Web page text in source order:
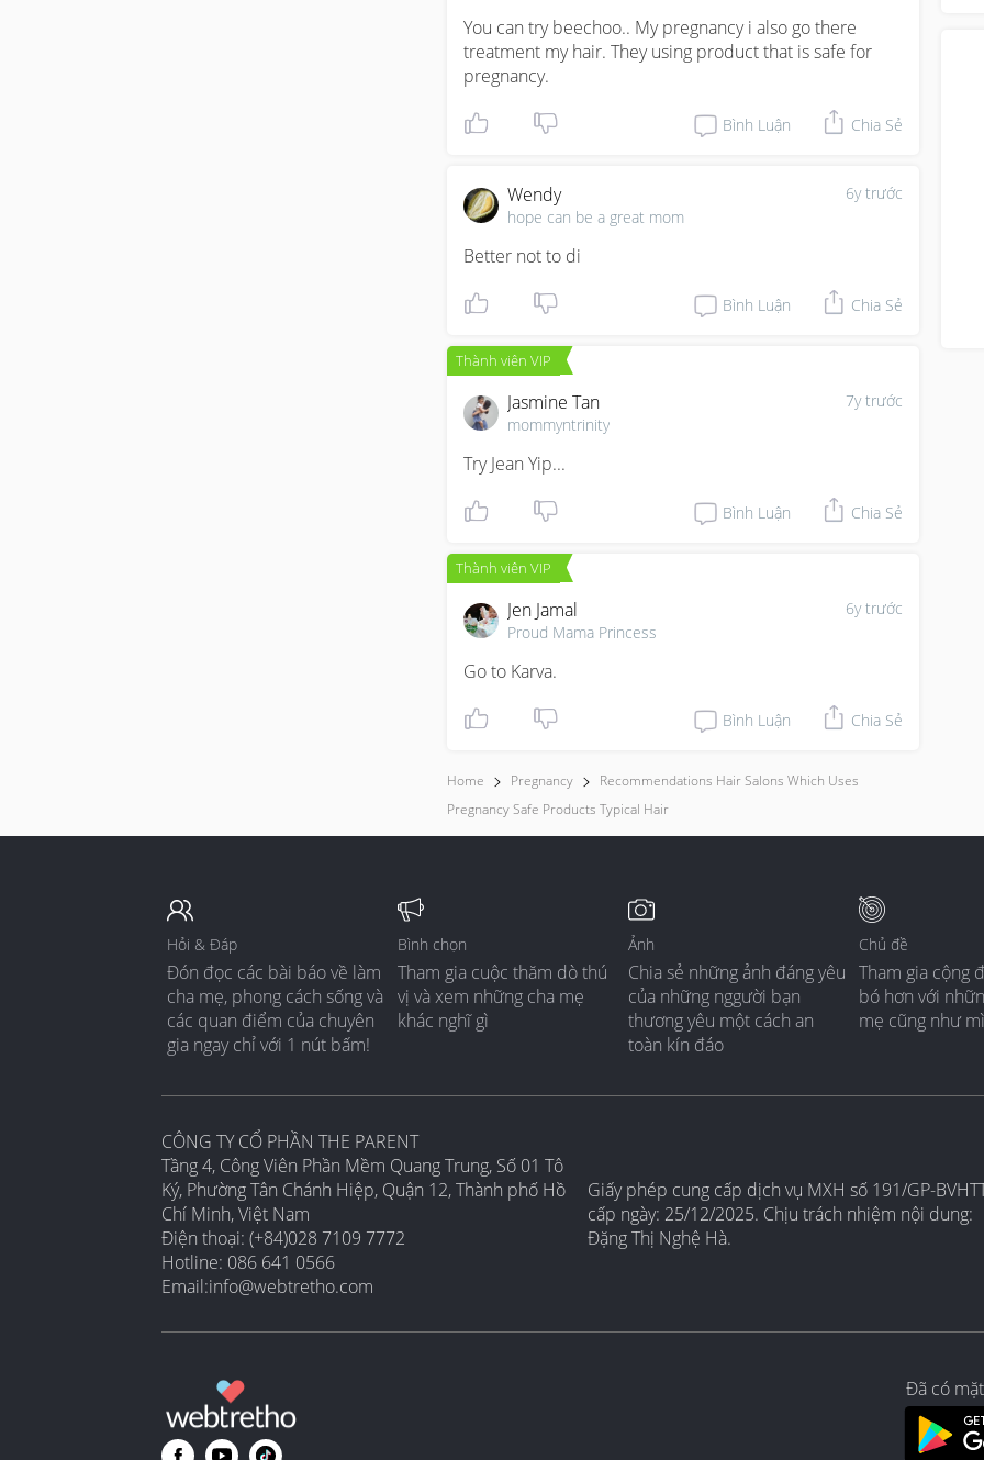
You can try beechoo.. My pregnancy i also go there
treatment my hair. They using product that is safe for
pregnancy.
Bình Luận Chia Sẻ
6y trước
Wendy
hope can be a great mom
Better not to di
Bình Luận Chia Sẻ
Thành viên VIP
7y trước
Jasmine Tan
mommyntrinity
Try Jean Yip...
Bình Luận Chia Sẻ
Thành viên VIP
6y trước
Jen Jamal
Proud Mama Princess
Go to Karva.
Bình Luận Chia Sẻ
Home Pregnancy
Recommendations Hair Salons Which Uses
Pregnancy Safe Products Typical Hair
Hỏi & Đáp
Đón đọc các bài báo về làm
cha mẹ, phong cách sống và
các quan điểm của chuyên
gia ngay chỉ với 1 nút bấm!
Bình chọn
Tham gia cuộc thăm dò thú
vị và xem những cha mẹ
khác nghĩ gì
Ảnh
Chia sẻ những ảnh đáng yêu
của những nggười bạn
thương yêu một cách an
toàn kín đáo
Chủ đề
Tham gia cộng
bó hơn với
mẹ cũng như
CÔNG TY CỔ PHẦN THE PARENT
Tầng 4, Công Viên Phần Mềm Quang Trung, Số 01 Tô
Ký, Phường Tân Chánh Hiệp, Quận 12, Thành phố Hồ
Chí Minh, Việt Nam
Điện thoại: (+84)028 7109 7772
Hotline: 086 641 0566
Email:info@webtretho.com
Giấy phép cung cấp dịch vụ MXH số 191/GP-
cấp ngày: 25/12/2025. Chịu trách nhiệm nội dung:
Đặng Thị Nghệ Hà.
Đã có